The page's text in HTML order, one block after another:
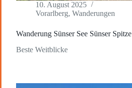
10. August 2025
Vorarlberg, Wanderungen
Wanderung Sünser See Sünser Spitze
Beste Weitblicke